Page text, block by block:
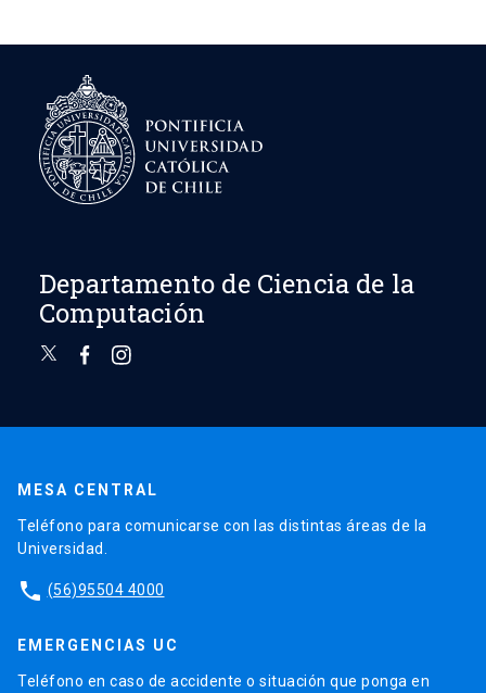
Departamento de Ciencia de la
Computación
MESA CENTRAL
Teléfono para comunicarse con las distintas áreas de la
Universidad.
phone (56)95504 4000
EMERGENCIAS UC
Teléfono en caso de accidente o situación que ponga en